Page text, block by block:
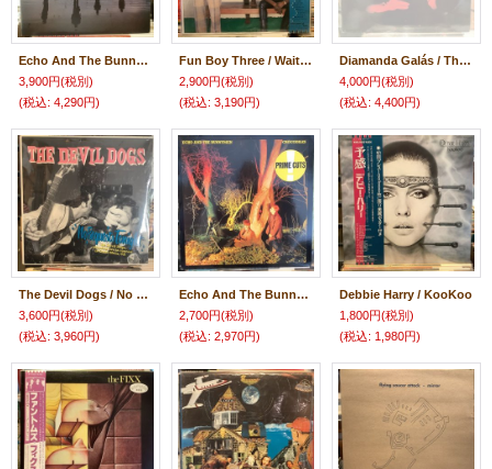
Echo And The Bunnymen / Heaven Up Here
3,900円(税別)
(税込: 4,290円)
Fun Boy Three ‎/ Waiting
2,900円(税別)
(税込: 3,190円)
Diamanda Galás / The Litanies Of Satan
4,000円(税別)
(税込: 4,400円)
The Devil Dogs / No Requests Tonight
3,600円(税別)
(税込: 3,960円)
Echo And The Bunnymen / Crocodiles
2,700円(税別)
(税込: 2,970円)
Debbie Harry / KooKoo
1,800円(税別)
(税込: 1,980円)